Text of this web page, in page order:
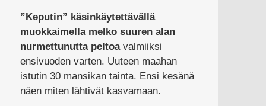
”Keputin” käsinkäytettävällä
muokkaimella melko suuren alan
nurmettunutta peltoavalmiiksi
ensivuoden varten. Uuteen maahan
istutin 30 mansikan tainta. Ensi kesänä
näen miten lähtivät kasvamaan.